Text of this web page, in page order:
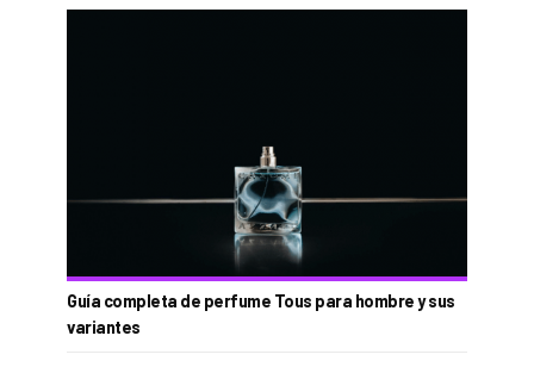
Guía completa de perfume Tous para hombre y sus
variantes